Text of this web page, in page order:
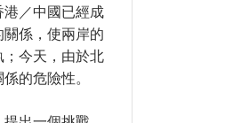
／中國已經成
係，使兩岸的
今天，由於北
的危險性。